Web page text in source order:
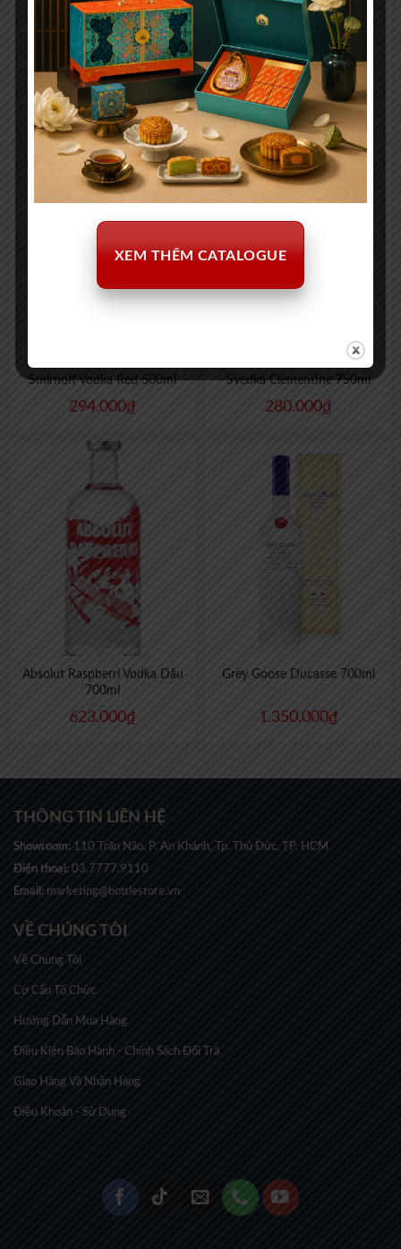
Absolut Vodka 375ml
252.000₫
Smirnoff Vodka Red 200ml
147.000₫
Smirnoff Vodka Red 500ml
294.000₫
Svedka Clementine 750ml
280.000₫
Absolut Raspberri Vodka Dâu
700ml
623.000₫
Grey Goose Ducasse 700ml
1.350.000₫
THÔNG TIN LIÊN HỆ
Showroom: 110 Trần Não, P. An Khánh, Tp. Thủ Đức, TP. HCM
Điện thoại: 03.7777.9110
Email: marketing@bottlestore.vn
VỀ CHÚNG TÔI
Về Chúng Tôi
Cơ Cấu Tổ Chức
Hướng Dẫn Mua Hàng
Điều Kiện Bảo Hành - Chính Sách Đổi Trả
Giao Hàng Và Nhận Hàng
Điều Khoản - Sử Dụng
XEM THÊM CATALOGUE